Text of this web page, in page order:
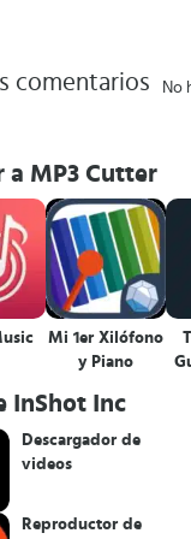
comentarios No
a MP3 Cutter
Mi 1er Xilófono
y Piano
InShot Inc
Descargador de
videos
Reproductor de